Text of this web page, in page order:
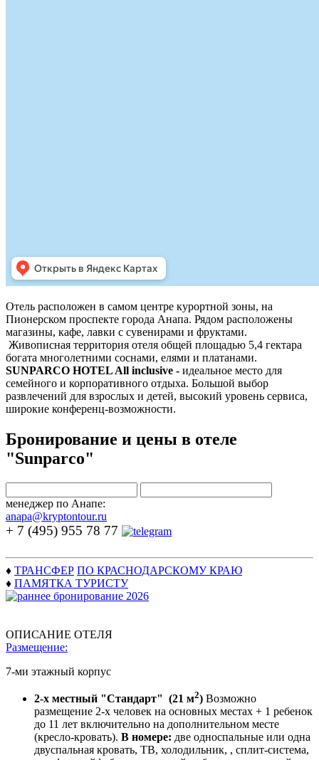
Отель расположен в самом центре курортной зоны, на
Пионерском проспекте города Анапа. Рядом расположены
магазины, кафе, лавки с сувенирами и фруктами.
Живописная территория отеля общей площадью 5,4 гектара
богата многолетними соснами, елями и платанами.
SUNPARCO HOTEL All inclusive - идеальное место для
семейного и корпоративного отдыха. Большой выбор
развлечений для взрослых и детей, высокий уровень сервиса,
широкие конференц-возможности.
Бронирование и цены в отеле
"Sunparco"
менеджер по Анапе:
anapa@kryptontour.ru
+ 7 (495) 955 78 77
♦ ТРАНСФЕР ПО КРАСНОДАРСКОМУ КРАЮ
♦ ПАМЯТКА ТУРИСТУ
ОПИСАНИЕ ОТЕЛЯ
Размещение:
7-ми этажный корпус
2-х местный "Стандарт" (21 м2) Возможно
размещение 2-х человек на основных местах + 1 ребенок
до 11 лет включительно на дополнительном месте
(кресло-кровать). В номере: две односпальные или одна
двуспальная кровать, ТВ, холодильник, , сплит-система,